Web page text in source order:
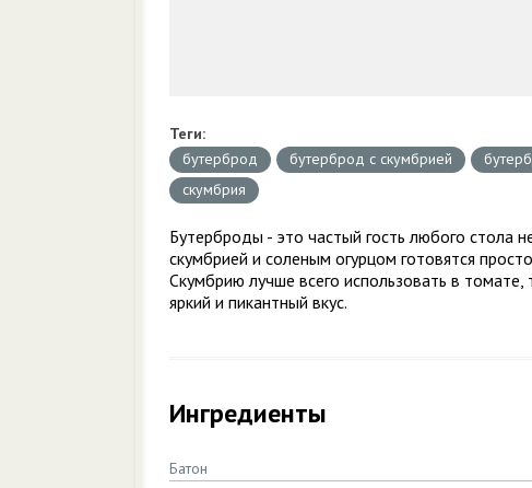
Теги:
бутерброд
бутерброд с скумбрией
скумбрия
Бутерброды - это частый гость любого стола
скумбрией и соленым огурцом готовятся
Скумбрию лучше всего использовать в томате,
яркий и пикантный вкус.
Ингредиенты
Батон